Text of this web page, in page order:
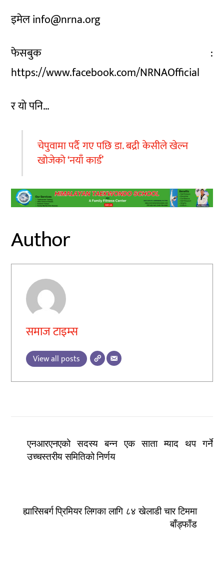
इमेल info@nrna.org
फेसबुक :
https://www.facebook.com/NRNAOfficial
र यो पनि…
चेपुवामा पर्दै गए पछि डा. बद्री केसीले खेल्न
खोजेको ‘नयाँ कार्ड’
Author
समाज टाइम्स
View all posts
एनआरएनएको सदस्य बन्न एक साता म्याद थप गर्ने
उच्चस्तरीय समितिको निर्णय
ह्यारिसबर्ग प्रिमियर लिगका लागि ८४ खेलाडी चार टिममा
बाँड्फाँड